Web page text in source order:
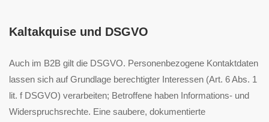
Kaltakquise und DSGVO
Auch im B2B gilt die DSGVO. Personenbezogene Kontaktdaten
lassen sich auf Grundlage berechtigter Interessen (Art. 6 Abs. 1
lit. f DSGVO) verarbeiten; Betroffene haben Informations- und
Widerspruchsrechte. Eine saubere, dokumentierte